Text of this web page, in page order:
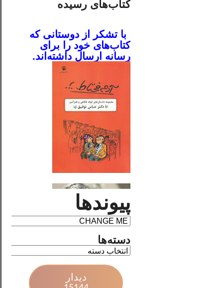
کتاب‌های رسیده
با تشکر از دوستانی که
کتاب‌های خود را برای
رسانه ارسال داشته‌اند.
پیوندها
دسته‌ها
دیدار